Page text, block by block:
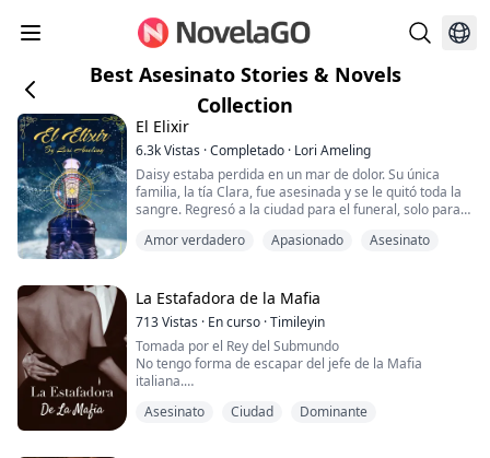
Best Asesinato Stories & Novels
Collection
El Elixir
6.3kVistas ·Completado · Lori Ameling
Daisy estaba perdida en un mar de dolor. Su única
familia, la tía Clara, fue asesinada y se le quitó toda la
sangre. Regresó a la ciudad para el funeral, solo para
fantasma cuyo único placer era matar a inocentes y
conseguir un puesto en el consejo de los ...
Amor verdadero Apasionado Asesinato
La Estafadora de la Mafia
713Vistas · En curso ·Timileyin
Tomada por el Rey del Submundo
No tengo forma de escapar del jefe de la Mafia
italiana.
Asesinato Ciudad Dominante